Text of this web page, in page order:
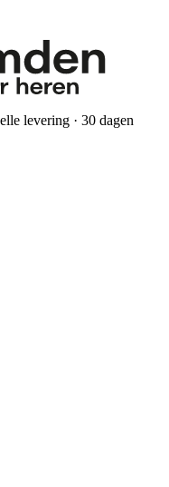
levering · 30 dagen